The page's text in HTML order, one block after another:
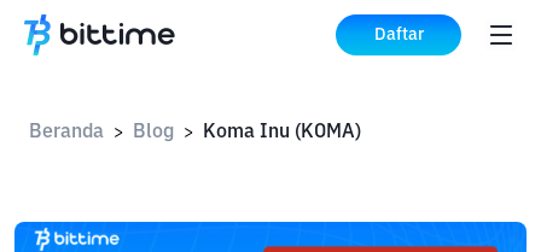
Daftar
Beranda > Blog > Koma Inu (KOMA)